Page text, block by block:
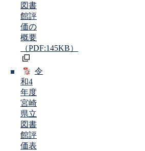
図書
館評
価の
概要
（PDF:145KB）
令
和4
年度
宮崎
県立
図書
館評
価表